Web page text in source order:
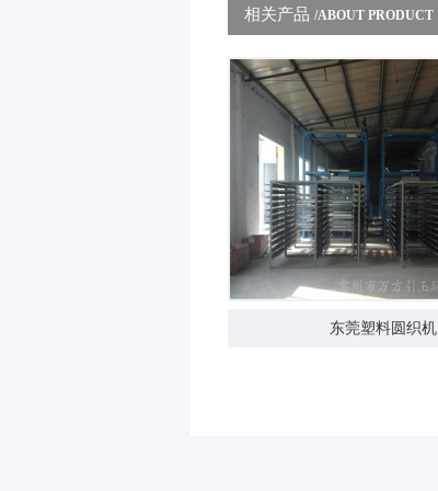
相关产品 /ABOUT PRODUCT
东莞塑料圆织机